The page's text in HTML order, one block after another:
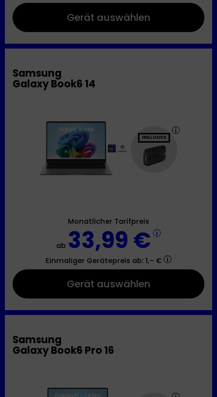
Gerät auswählen
Samsung
Galaxy Book6 14
INKLUSIVE
Monatlicher Tarifpreis
ab 33,99 €
Einmaliger Gerätepreis ab: 1,– €
Gerät auswählen
Samsung
Galaxy Book6 Pro 16